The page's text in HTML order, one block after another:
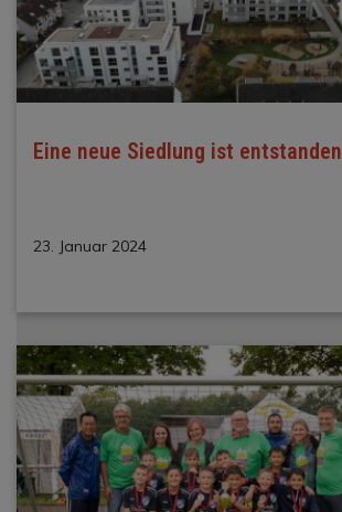
Eine neue Siedlung ist entstanden
23. Januar 2024